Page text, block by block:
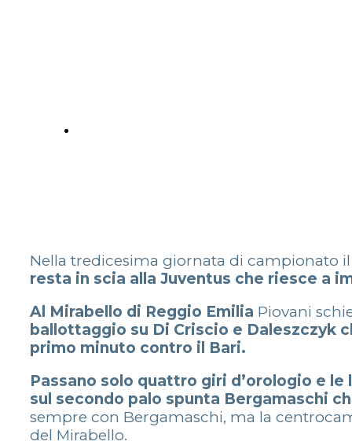
Nella tredicesima giornata di campionato
resta in scia alla Juventus che riesce a
Al Mirabello di Reggio Emilia Piovani
ballottaggio su Di Criscio e Daleszczyk
primo minuto contro il Bari.
Passano solo quattro giri d’orologio e
sul secondo palo spunta Bergamaschi
sempre con Bergamaschi, ma la
del Mirabello.